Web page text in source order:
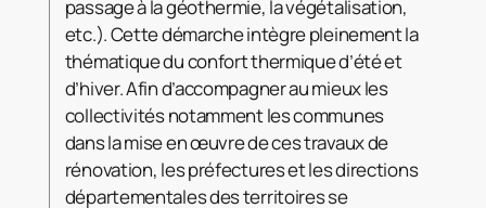
passage à la géothermie, la végétalisation,
etc.). Cette démarche intègre pleinement la
thématique du confort thermique d’été et
d’hiver. Afin d’accompagner au mieux les
collectivités notamment les communes
dans la mise en œuvre de ces travaux de
rénovation, les préfectures et les directions
départementales des territoires se